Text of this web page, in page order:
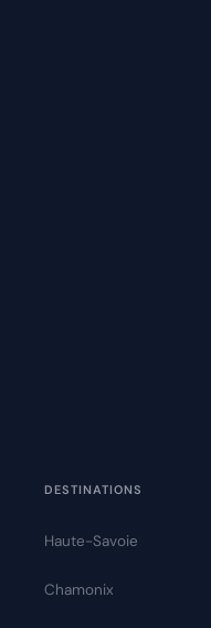
DESTINATIONS
Haute-Savoie
Chamonix